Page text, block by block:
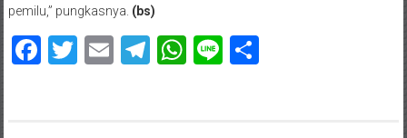
pemilu,” pungkasnya. (bs)
Facebook
Twitter
EmailTelegram
WhatsApp
LineShare